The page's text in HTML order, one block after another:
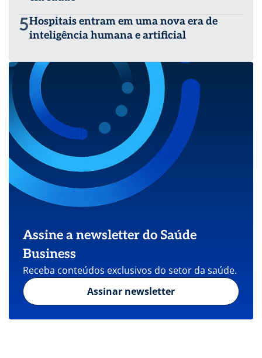
5Hospitais entram em uma nova era de
inteligência humana e artificial
Assine a newsletter do Saúde
Business
Receba conteúdos exclusivos do setor da saúde.
Assinar newsletter